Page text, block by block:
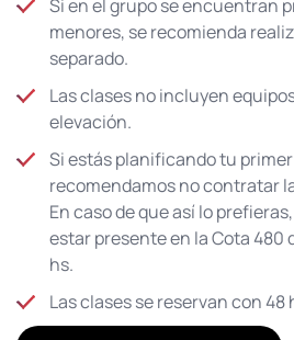
Si en el grupo se encuentran
menores, se recomienda
separado.
Las clases no incluyen
elevación.
Si estás planificando tu
recomendamos no contratar
En caso de que así lo
estar presente en la Cota 480
hs.
Las clases se reservan con